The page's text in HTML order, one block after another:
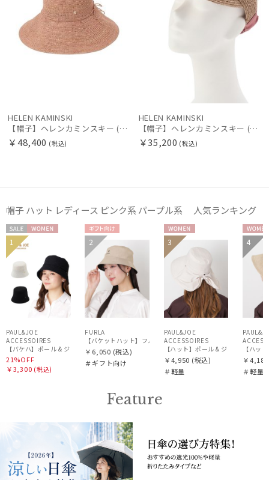
HELEN KAMINSKI
【帽子】ヘレンカミンスキー (HELEN KAMINSKI) ラフィアハット プロヴァンス Provence 12 【公式ムーンバット】
￥48,400 (税込)
HELEN KAMINSKI
【帽子】ヘレンカミンスキー (HELEN KAMINSKI) Medea
￥35,200 (税込)
帽子 ハット レディース ピンク系 パープル系 人気ランキング
セー
ル
WOME
1
PAUL&JOE
ACCESSOIRES
【バケハ】ポール & ジョー (PAUL & JOE ACCESSOIRES) レースバケハ
21%OFF
￥3,300 (税込)
ギフト
向け
WOME
N
2
FURLA
【バケットハット】フルラ (FURLA) ロゴ刺繍 リバーシブルバケ
￥6,050 (税込)
＃ギフト向け
WOME
N
3
PAUL&JOE
ACCESSOIRES
【ハット】ポール & ジョー (PAUL
￥4,950 (税込)
＃軽量
N
4
【ハッ
￥4,180
＃軽量
Feature